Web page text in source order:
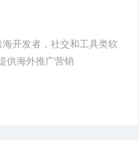
开发者，社交和工具类软
供海外推广营销